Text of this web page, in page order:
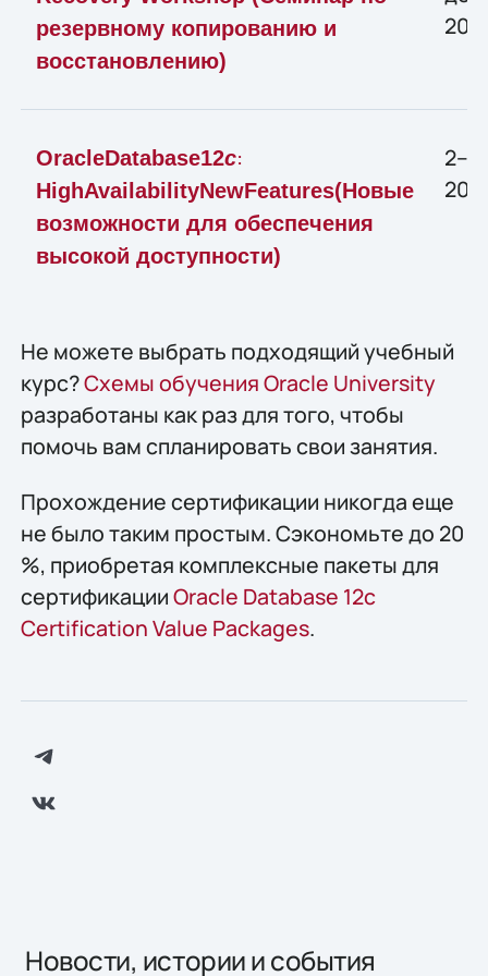
резервному копированию и
восстановлению)
OracleDatabase12c:
HighAvailabilityNewFeatures(Новые
возможности для обеспечения
высокой доступности)
2–4
Не можете выбрать подходящий учебный
курс?Схемы обучения Oracle University
разработаны как раз для того, чтобы
помочь вам спланировать свои занятия.
Прохождение сертификации никогда еще
не было таким простым. Сэкономьте до 20
%, приобретая комплексные пакеты для
сертификацииOracle Database 12c
Certification Value Packages.
Новости, истории и события